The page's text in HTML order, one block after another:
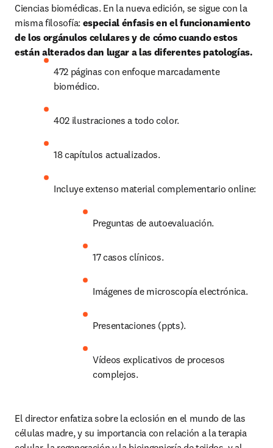
Ciencias biomédicas. En la nueva edición, se sigue con la
misma filosofía: especial énfasis en el funcionamiento
de los orgánulos celulares y de cómo cuando estos
están alterados dan lugar a las diferentes patologías.
472 páginas con enfoque marcadamente
biomédico.
402 ilustraciones a todo color.
18 capítulos actualizados.
Incluye extenso material complementario online:
Preguntas de autoevaluación.
17 casos clínicos.
Imágenes de microscopía electrónica.
Presentaciones (ppts).
Vídeos explicativos de procesos
complejos.
El director enfatiza sobre la eclosión en el mundo de las
células madre, y su importancia con relación a la terapia